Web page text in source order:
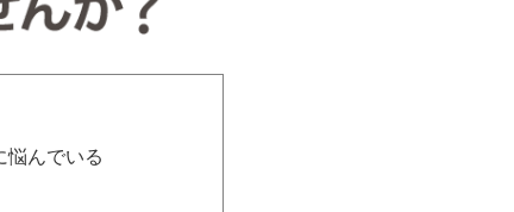
悩んでいる